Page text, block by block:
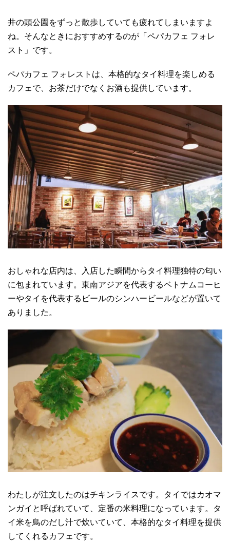
井の頭公園をずっと散歩していても疲れてしまいますよ
ね。そんなときにおすすめするのが「ペパカフェ フォレ
スト」です。
ペパカフェ フォレストは、本格的なタイ料理を楽しめる
カフェで、お茶だけでなくお酒も提供しています。
おしゃれな店内は、入店した瞬間からタイ料理独特の匂い
に包まれています。東南アジアを代表するベトナムコーヒ
ーやタイを代表するビールのシンハービールなどが置いて
ありました。
わたしが注文したのはチキンライスです。タイではカオマ
ンガイと呼ばれていて、定番の米料理になっています。タ
イ米を鳥のだし汁で炊いていて、本格的なタイ料理を提供
してくれるカフェです。